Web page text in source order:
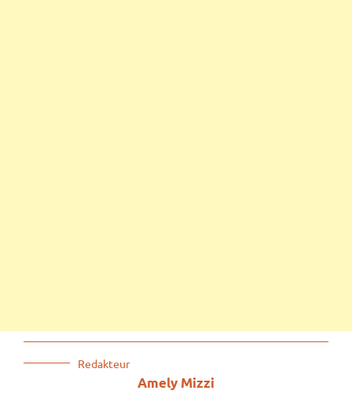
Redakteur
Amely Mizzi